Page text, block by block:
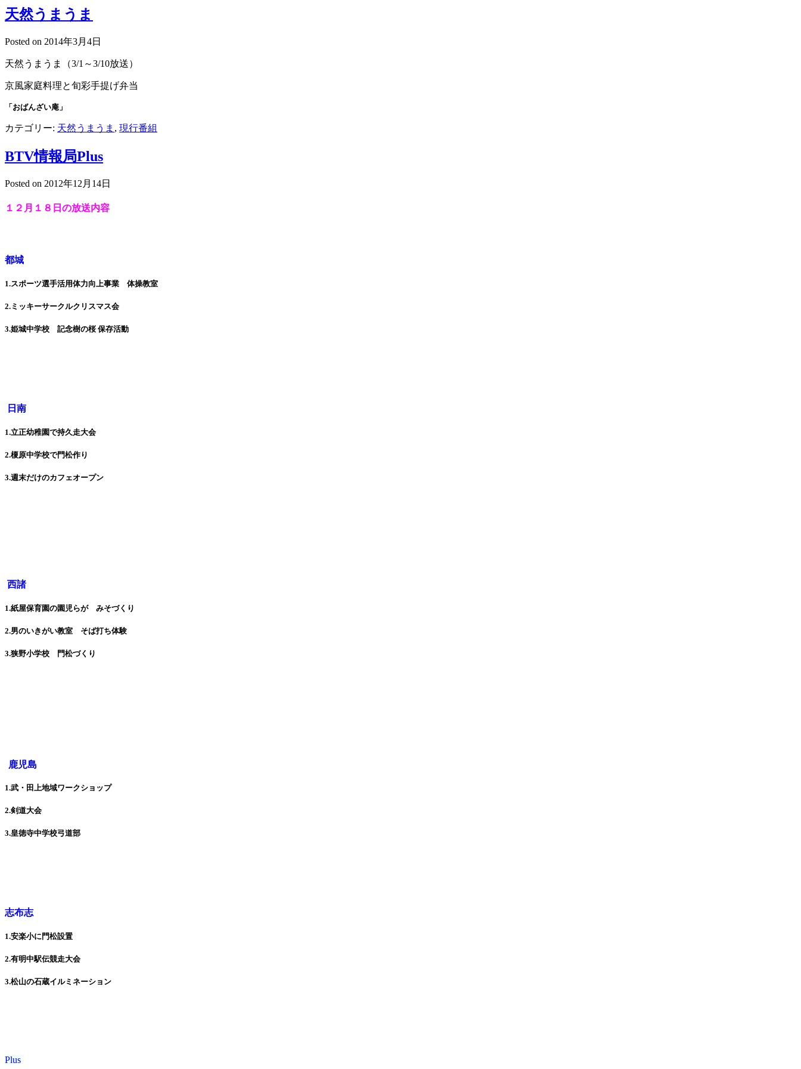
天然うまうま
Posted on 2014年3月4日
天然うまうま（3/1～3/10放送）
京風家庭料理と旬彩手提げ弁当
「おばんざい庵」
カテゴリー: 天然うまうま , 現行番組
BTV情報局Plus
Posted on 2012年12月14日
１２月１８ 日の放送内容
都城
1.スポーツ選手活用体力向上事業 体操教室
2.ミッキーサークルクリスマス会
3.姫城中学校 記念樹の桜 保存活動
日南
1.立正幼稚園で持久走大会
2.榎原中学校で門松作り
3.週末だけのカフェオープン
西諸
1.紙屋保育園の園児らが みそづくり
2.男のいきがい教室 そば打ち体験
3.狭野小学校 門松づくり
鹿児島
1.武・田上地域ワークショップ
2.剣道大会
3.皇徳寺中学校弓道部
志布志
1.安楽小に門松設置
2.有明中駅伝競走大会
3.松山の石蔵イルミネーション
Plus